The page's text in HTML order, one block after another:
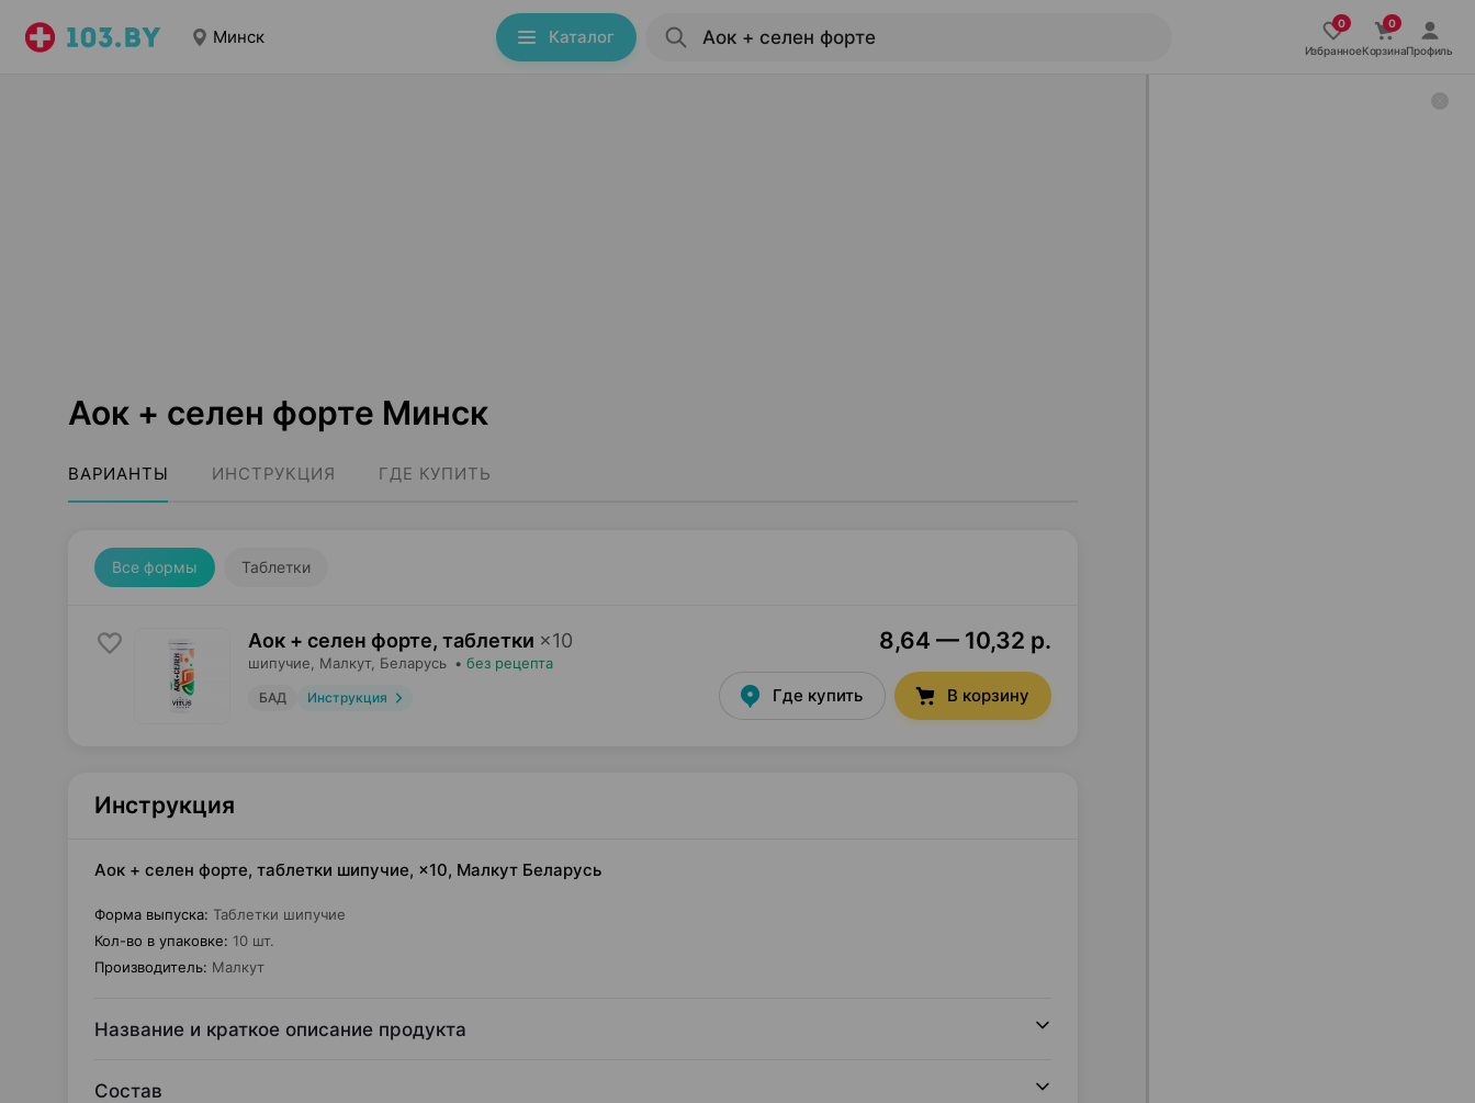
Минск Каталог
ИзбранноеКорзинаПрофиль
Аок + селен форте Минск
ВАРИАНТЫ ИНСТРУКЦИЯ ГДЕ КУПИТЬ
Все формы Таблетки
Аок + селен форте, таблетки ×10
шипучие, Малкут, Беларусь • без рецепта
БАД Инструкция
8,64 — 10,32 р.
Где купить В корзину
Инструкция
Аок + селен форте, таблетки шипучие, ×10, Малкут Беларусь
Форма выпуска: Таблетки шипучие
Кол-во в упаковке: 10 шт.
Производитель: Малкут
Название и краткое описание продукта
Состав